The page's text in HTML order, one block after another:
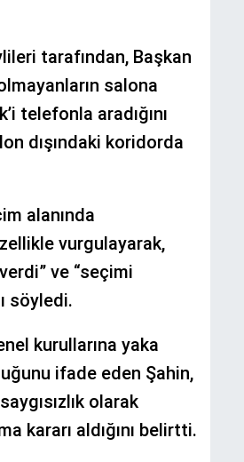
tarafından, Başkan
salona
telefonla aradığını
dışındaki koridorda
alanında
vurgulayarak,
ve “seçimi
söyledi.
kurullarına yaka
ifade eden Şahin,
olarak
kararı aldığını belirtti.